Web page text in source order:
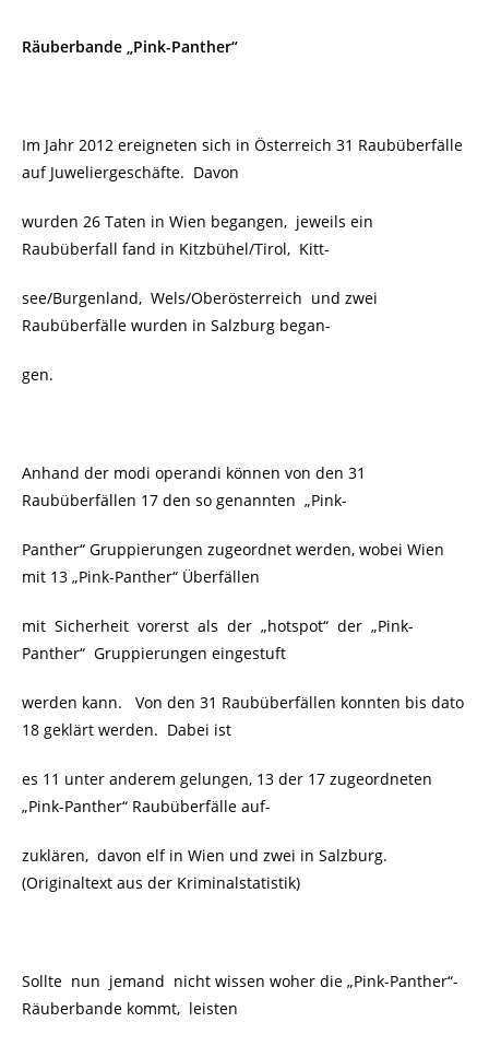
Räuberbande „Pink-Panther“
Im Jahr 2012 ereigneten sich in Österreich 31 Raubüberfälle
auf Juweliergeschäfte. Davon
wurden 26 Taten in Wien begangen, jeweils ein
Raubüberfall fand in Kitzbühel/Tirol, Kitt-
see/Burgenland, Wels/Oberösterreich und zwei
Raubüberfälle wurden in Salzburg began-
gen.
Anhand der modi operandi können von den 31
Raubüberfällen 17 den so genannten „Pink-
Panther“ Gruppierungen zugeordnet werden, wobei Wien
mit 13 „Pink-Panther“ Überfällen
mit Sicherheit vorerst als der „hotspot“ der „Pink-
Panther“ Gruppierungen eingestuft
werden kann. Von den 31 Raubüberfällen konnten bis dato
18 geklärt werden. Dabei ist
es 11 unter anderem gelungen, 13 der 17 zugeordneten
„Pink-Panther“ Raubüberfälle auf-
zuklären, davon elf in Wien und zwei in Salzburg.
(Originaltext aus der Kriminalstatistik)
Sollte nun jemand nicht wissen woher die „Pink-Panther“-
Räuberbande kommt, leisten